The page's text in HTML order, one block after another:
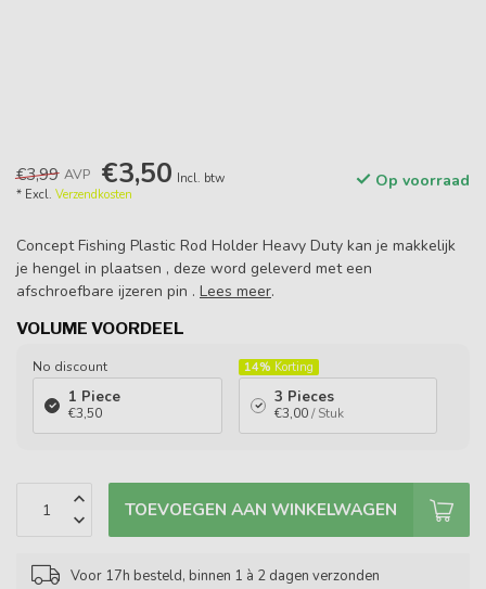
€3,99 AVP €3,50 Incl. btw
* Excl. Verzendkosten
Op voorraad
Concept Fishing Plastic Rod Holder Heavy Duty kan je makkelijk
je hengel in plaatsen , deze word geleverd met een
afschroefbare ijzeren pin . Lees meer.
VOLUME VOORDEEL
No discount
1 Piece
€3,50
14% Korting
3 Pieces
€3,00/ Stuk
TOEVOEGEN AAN WINKELWAGEN
Voor 17h besteld, binnen 1 à 2 dagen verzonden